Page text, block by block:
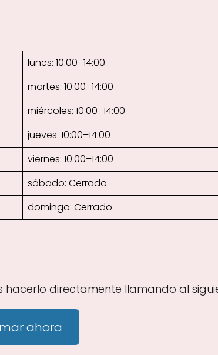
lunes: 10:00–14:00
martes: 10:00–14:00
miércoles: 10:00–14:00
jueves: 10:00–14:00
viernes: 10:00–14:00
sábado: Cerrado
domingo: Cerrado
hacerlo directamente llamando al
ahora